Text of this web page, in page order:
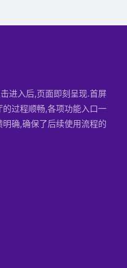
进入后,页面即刻呈现.首屏
过程顺畅,各项功能入口一
确,确保了后续使用流程的